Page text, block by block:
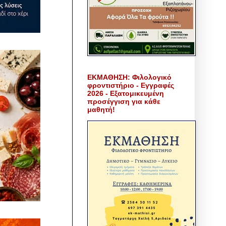
ΕΚΜΑΘΗΣΗ: Φιλολογικό
φροντιστήριο - Εγγραφές
2026 - Εξατομικευμένη
προσέγγιση για κάθε
μαθητή!